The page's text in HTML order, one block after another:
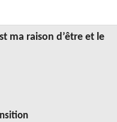
ma raison d’être et le